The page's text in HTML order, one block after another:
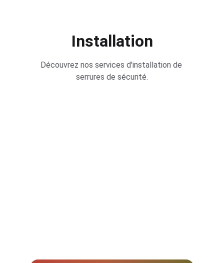
Installation
Découvrez nos services d'installation de
serrures de sécurité.